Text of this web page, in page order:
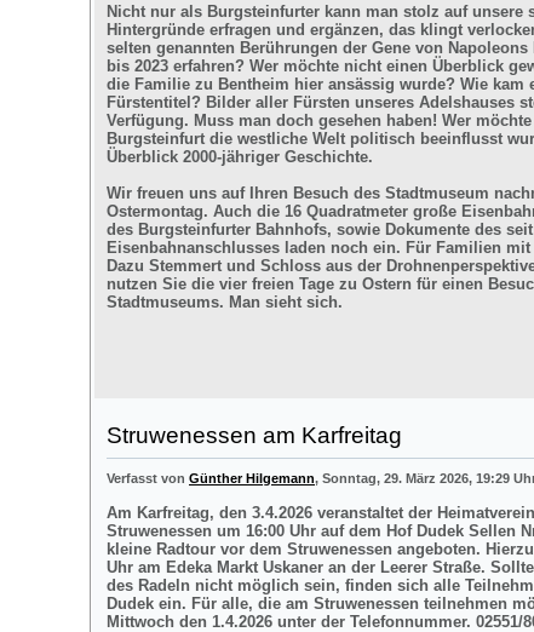
Nicht nur als Burgsteinfurter kann man stolz auf unsere
Hintergründe erfragen und ergänzen, das klingt
selten genannten Berührungen der Gene von
bis 2023 erfahren? Wer möchte nicht einen Überblick
die Familie zu Bentheim hier ansässig wurde? Wie kam
Fürstentitel? Bilder aller Fürsten unseres Adelshauses
Verfügung. Muss man doch gesehen haben! Wer
Burgsteinfurt die westliche Welt politisch beeinflusst
Überblick 2000-jähriger Geschichte.
Wir freuen uns auf Ihren Besuch des Stadtmuseum
Ostermontag. Auch die 16 Quadratmeter große
des Burgsteinfurter Bahnhofs, sowie Dokumente des
Eisenbahnanschlusses laden noch ein. Für Familien
Dazu Stemmert und Schloss aus der
nutzen Sie die vier freien Tage zu Ostern für einen
Stadtmuseums. Man sieht sich.
Struwenessen am Karfreitag
Verfasst von Günther Hilgemann, Sonntag, 29. März 2026, 19:29
Am Karfreitag, den 3.4.2026 veranstaltet der
Struwenessen um 16:00 Uhr auf dem Hof Dudek Sellen
kleine Radtour vor dem Struwenessen angeboten.
Uhr am Edeka Markt Uskaner an der Leerer Straße.
des Radeln nicht möglich sein, finden sich alle
Dudek ein. Für alle, die am Struwenessen teilnehmen
Mittwoch den 1.4.2026 unter der Telefonnummer. 02551/